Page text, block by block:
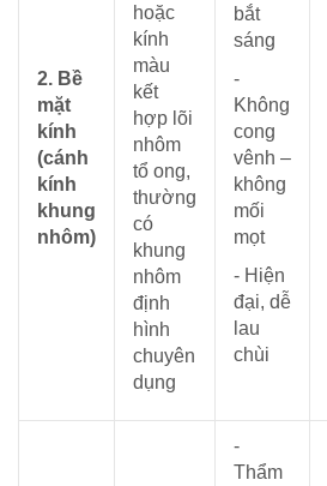
2. Bề
mặt
kính
(cánh
kính
khung
nhôm)
hoặc
kính
màu
kết
hợp lõi
nhôm
tổ ong,
thường
có
khung
nhôm
định
hình
chuyên
dụng
bắt
sáng
-
Không
cong
vênh –
không
mối
mọt
- Hiện
đại, dễ
lau
chùi
-
Thẩm